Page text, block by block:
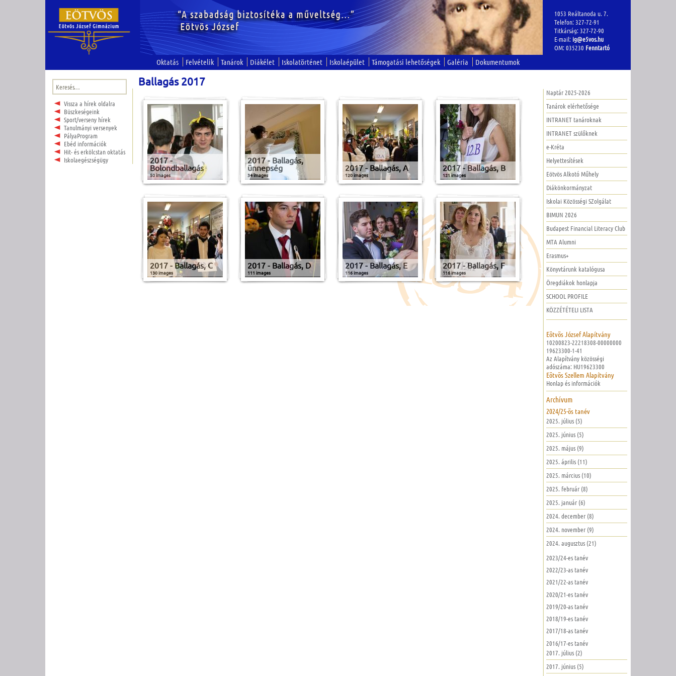
1053 Reáltanoda u. 7.
Telefon: 327-72-91
Titkárság: 327-72-90
E-mail: ig@e5vos.hu
OM: 035230 Fenntartó
Oktatás Felvételik Tanárok Diákélet Iskolatörténet Iskolaépület Támogatási lehetőségek Galéria Dokumentumok
Keresés:
Vissza a hírek oldalra
Büszkeségeink
Sport/verseny hírek
Tanulmányi versenyek
PályaProgram
Ebéd információk
Hit- és erkölcstan oktatás
Iskolaegészségügy
Ballagás 2017
2017 -
Bolondballagás
50 images
2017 - Ballagás,
ünnepség
34 images
2017 - Ballagás, A
120 images
2017 - Ballagás, B
121 images
2017 - Ballagás, C
130 images
2017 - Ballagás, D
111 images
2017 - Ballagás, E
116 images
2017 - Ballagás, F
116 images
Naptár 2025-2026
Tanárok elérhetősége
INTRANET tanároknak
INTRANET szülőknek
e-Kréta
Helyettesítések
Eötvös Alkotó Műhely
Diákönkormányzat
Iskolai Közösségi SZolgálat
BIMUN 2026
Budapest Financial Literacy Club
MTA Alumni
Erasmus+
Könyvtárunk katalógusa
Öregdiákok honlapja
SCHOOL PROFILE
KÖZZÉTÉTELI LISTA
Eötvös József Alapítvány
10200823-22218308-00000000
19623300-1-41
Az Alapítvány közösségi
adószáma: HU19623300
Eötvös Szellem Alapítvány
Honlap és információk
Archívum
2024/25-ös tanév
2025. július (5)
2025. június (5)
2025. május (9)
2025. április (11)
2025. március (10)
2025. február (8)
2025. január (6)
2024. december (8)
2024. november (9)
2024. augusztus (21)
2023/24-es tanév
2022/23-as tanév
2021/22-as tanév
2020/21-es tanév
2019/20-as tanév
2018/19-es tanév
2017/18-as tanév
2016/17-es tanév
2017. július (2)
2017. június (5)